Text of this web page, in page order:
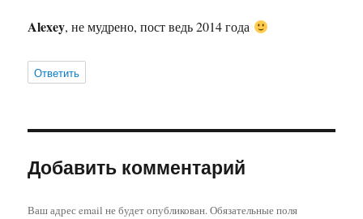
Alexey, не мудрено, пост ведь 2014 года
Ответить
Добавить комментарий
Ваш адрес email не будет опубликован.Обязательные поля